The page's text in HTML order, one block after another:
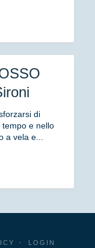
di
e nello
a vela e...
LOGIN